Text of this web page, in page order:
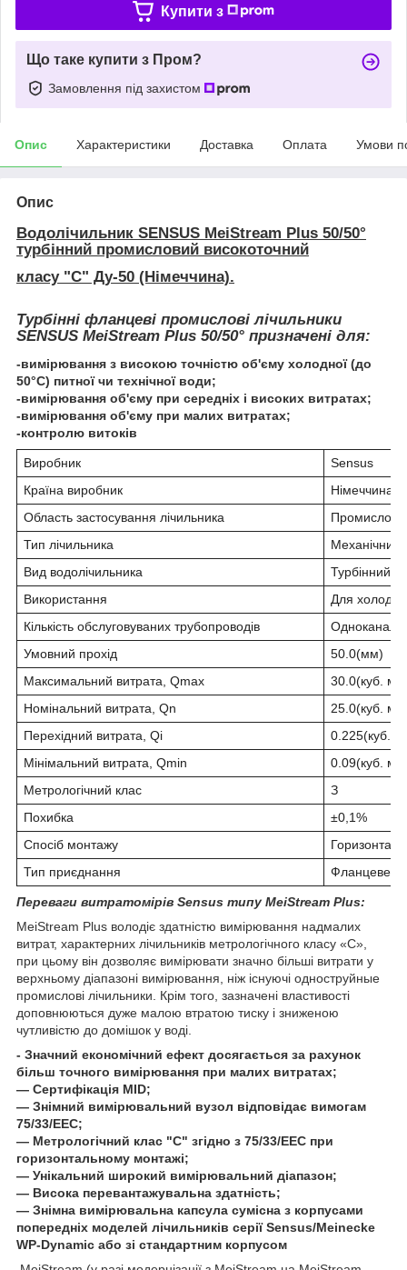
Купити з
Що таке купити з Пром?
Замовлення під захистом
Опис Характеристики Доставка Оплата Умови
Опис
Водолічильник SENSUS MeiStream Plus 50/50°
турбінний промисловий високоточний
класу "С" Ду-50 (Німеччина).
Турбінні фланцеві промислові лічильники
SENSUS MeiStream Plus 50/50° призначені для:
-вимірювання з високою точністю об'єму холодної (до
50°С) питної чи технічної води;
-вимірювання об'єму при середніх і високих витратах;
-вимірювання об'єму при малих витратах;
-контролю витоків
Виробник
Sensus
Країна виробник
Німеччина
Область застосування лічильника
Тип лічильника
Механічний
Вид водолічильника
Турбінний
Використання
Для
Кількість обслуговуваних трубопроводів
Умовний прохід
50.0(мм)
Максимальний витрата, Qmax
30.0(куб. м/
Номінальний витрата, Qn
25.0(куб. м/
Перехідний витрата, Qi
0.225(куб.
Мінімальний витрата, Qmin
0.09(куб. м/
Метрологічний клас
З
Похибка
±0,1%
Спосіб монтажу
Тип приєднання
Фланцеве
Переваги витратомірів Sensus типу MeiStream Plus:
MeiStream Plus володіє здатністю вимірювання надмалих
витрат, характерних лічильників метрологічного класу «С»,
при цьому він дозволяє вимірювати значно більші витрати у
верхньому діапазоні вимірювання, ніж існуючі одноструйные
промислові лічильники. Крім того, зазначені властивості
доповнюються дуже малою втратою тиску і зниженою
чутливістю до домішок у воді.
- Значний економічний ефект досягається за рахунок
більш точного вимірювання при малих витратах;
― Сертифікація MID;
― Знімний вимірювальний вузол відповідає вимогам
75/33/ЕЕС;
― Метрологічний клас "С" згідно з 75/33/ЕЕС при
горизонтальному монтажі;
― Унікальний широкий вимірювальний діапазон;
― Висока перевантажувальна здатність;
― Знімна вимірювальна капсула сумісна з корпусами
попередніх моделей лічильників серії Sensus/Meinecke
WP-Dynamic або зі стандартним корпусом